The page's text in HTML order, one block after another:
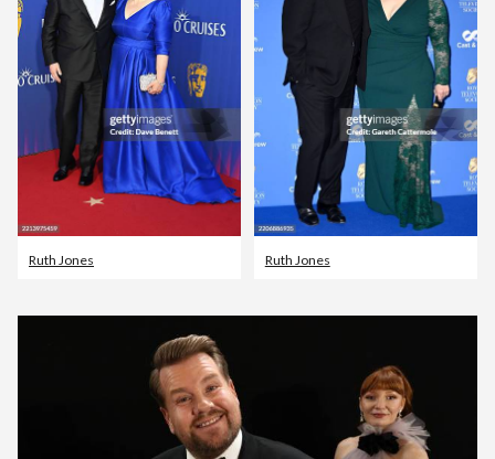
Ruth Jones Ruth Jones